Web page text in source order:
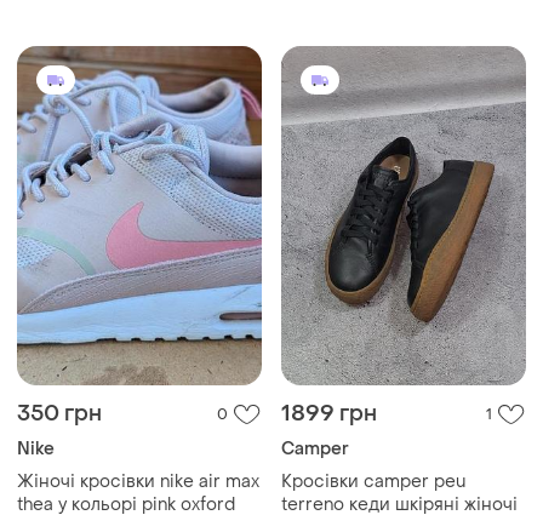
350 грн 0
Nike
Жіночі кросівки nike air max
thea у кольорі pink oxford
39.5
1899 грн 1
Camper
Кросівки camper peu
terreno кеди шкіряні жіночі
37 і ще 1